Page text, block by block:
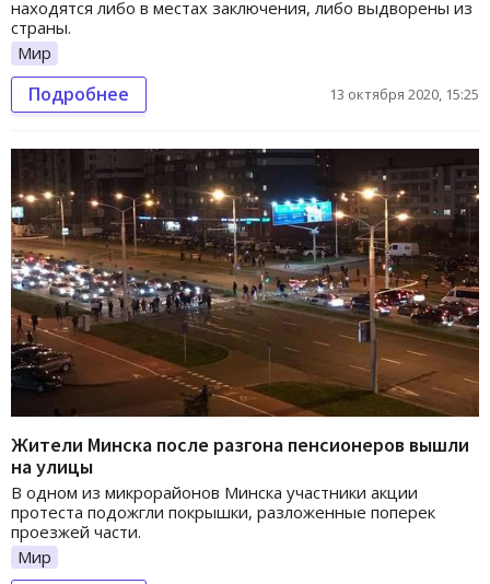
находятся либо в местах заключения, либо выдворены из
страны.
Мир
Подробнее 13 октября 2020, 15:25
Жители Минска после разгона пенсионеров вышли
на улицы
В одном из микрорайонов Минска участники акции
протеста подожгли покрышки, разложенные поперек
проезжей части.
Мир